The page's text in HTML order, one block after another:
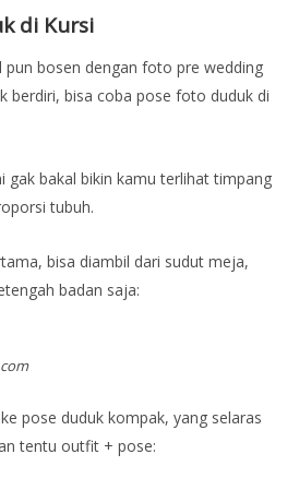
di Kursi
pun bosen dengan foto pre wedding
berdiri, bisa coba pose foto duduk di
gak bakal bikin kamu terlihat timpang
tubuh.
bisa diambil dari sudut meja,
badan saja:
pose duduk kompak, yang selaras
tentu outfit + pose: